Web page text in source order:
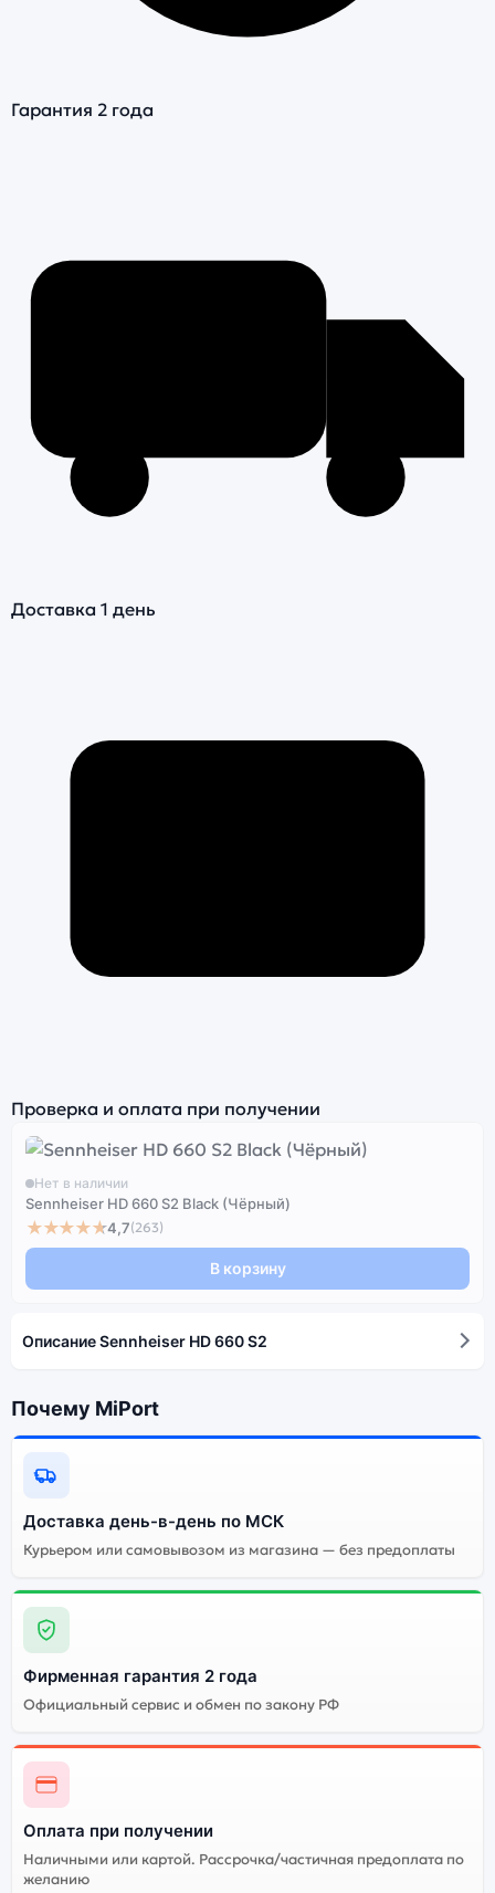
Гарантия 2 года
Доставка 1 день
Проверка и оплата при получении
Нет в наличии
Sennheiser HD 660 S2 Black (Чёрный)
★★★★★4,7(263)
В корзину
Описание Sennheiser HD 660 S2
Почему MiPort
Доставка день-в-день по МСК
Курьером или самовывозом из магазина — без предоплаты
Фирменная гарантия 2 года
Официальный сервис и обмен по закону РФ
Оплата при получении
Наличными или картой. Рассрочка/частичная предоплата по
желанию